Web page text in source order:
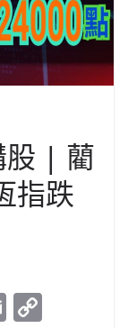
股 | 藺
指跌
E